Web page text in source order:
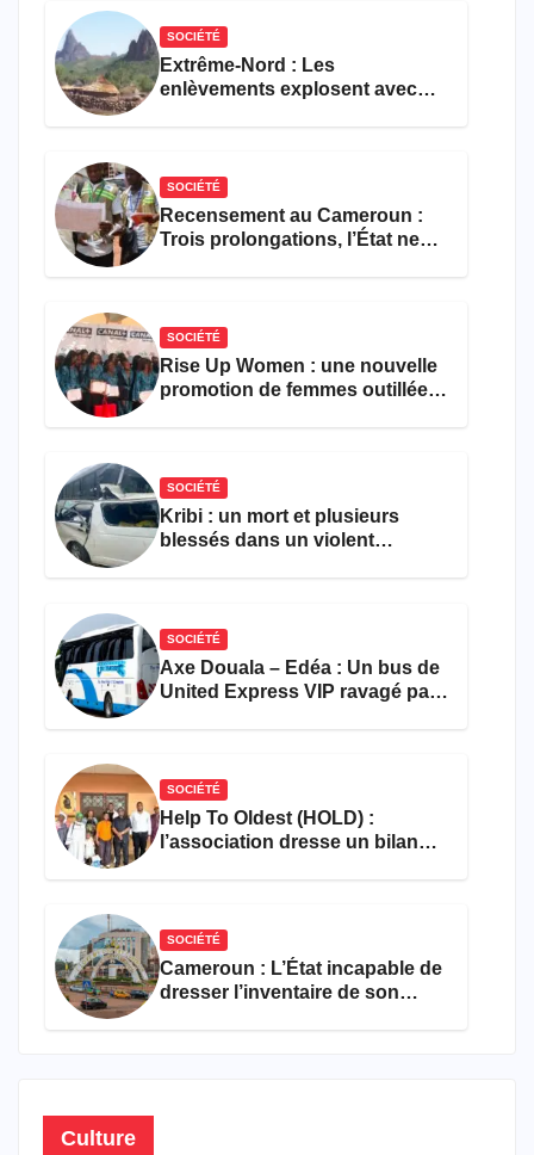
SOCIÉTÉ
Extrême-Nord : Les
enlèvements explosent avec
SOCIÉTÉ
Recensement au Cameroun :
Trois prolongations, l’État ne
SOCIÉTÉ
Rise Up Women : une nouvelle
promotion de femmes outillées
SOCIÉTÉ
Kribi : un mort et plusieurs
blessés dans un violent
SOCIÉTÉ
Axe Douala – Edéa : Un bus de
United Express VIP ravagé par
SOCIÉTÉ
Help To Oldest (HOLD) :
l’association dresse un bilan
SOCIÉTÉ
Cameroun : L’État incapable de
dresser l’inventaire de son
Culture